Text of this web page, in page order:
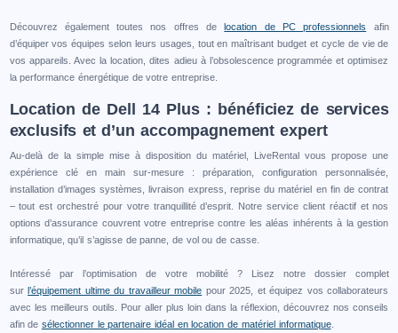
Découvrez également toutes nos offres de location de PC professionnels
afin
d’équiper vos équipes selon leurs usages, tout en maîtrisant budget et cycle de vie de
vos appareils. Avec la location, dites adieu à l’obsolescence programmée et optimisez
la performance énergétique de votre entreprise.
Location de Dell 14 Plus : bénéficiez de services
exclusifs et d’un accompagnement expert
Au-delà de la simple mise à disposition du matériel, LiveRental vous propose une
expérience clé en main sur-mesure : préparation, configuration personnalisée,
installation d’images systèmes, livraison express, reprise du matériel en fin de contrat
– tout est orchestré pour votre tranquillité d’esprit. Notre service client réactif et nos
options d’assurance couvrent votre entreprise contre les aléas inhérents à la gestion
informatique, qu’il s’agisse de panne, de vol ou de casse.
Intéressé par l’optimisation de votre mobilité ? Lisez notre dossier complet
sur l’équipement ultime du travailleur mobile pour 2025, et équipez vos collaborateurs
avec les meilleurs outils. Pour aller plus loin dans la réflexion, découvrez nos conseils
afin de sélectionner le partenaire idéal en location de matériel informatique.